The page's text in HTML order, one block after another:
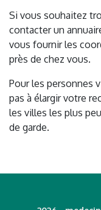
Si vous souhaitez
contacter un
vous fournir les
près de chez vous.
Pour les personnes
pas à élargir votre
les villes les plus
de garde.